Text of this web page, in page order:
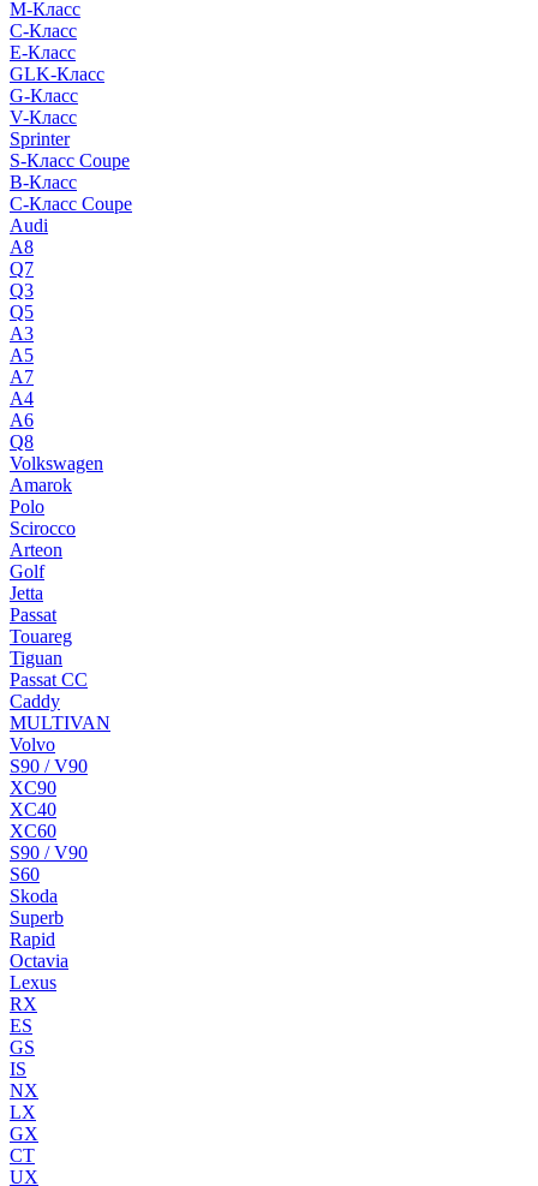
M-Класс
C-Класс
E-Класс
GLK-Класс
G-Класс
V-Класс
Sprinter
S-Класс Сoupe
B-Класс
C-Класс Coupe
Audi
A8
Q7
Q3
Q5
A3
A5
A7
A4
A6
Q8
Volkswagen
Amarok
Polo
Scirocco
Arteon
Golf
Jetta
Passat
Touareg
Tiguan
Passat CC
Caddy
MULTIVAN
Volvo
S90 / V90
XC90
XC40
XC60
S90 / V90
S60
Skoda
Superb
Rapid
Octavia
Lexus
RX
ES
GS
IS
NX
LX
GX
CT
UX